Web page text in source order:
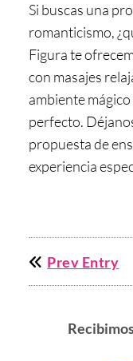
Si buscas una
romanticismo,
Figura te
con masajes
ambiente
perfecto.
propuesta de
experiencia
Prev Entry